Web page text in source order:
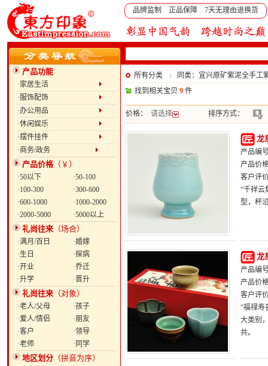
品牌监制 正品保障 7天无理由退换货
产品功能
·家居生活
·服饰配饰
·办公用品
·休闲娱乐
·摆件挂件
·商务/政务
产品价格（￥）
·50以下
·50-100
·100-300
·300-600
·600-1000
·1000-2000
·2000-5000
·5000以上
礼尚往来 （场合）
·满月/百日
·婚嫁
·生日
·探病
·开业
·乔迁
·升学
·晋升
礼尚往来 （对象）
·老人/父母
·孩子
·爱人/情侣
·朋友
·客户
·领导
·老师
·同学
地区划分 （拼音为序）
所有分类
同类：宜兴原矿紫泥全手工
找到相关宝贝 9 件
价格： 请选择 排序方式：
龙
产品编
产品价
客户评
“千祥云
型，杯
龙
产品编
产品价
客户评
“福禄寿
大类别
共。